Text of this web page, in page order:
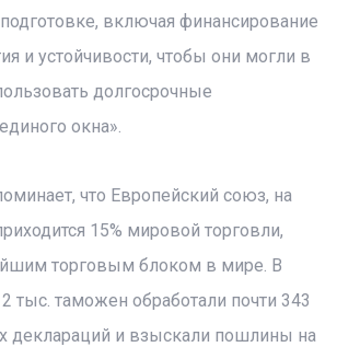
включая финансирование
и устойчивости, чтобы они могли в
долгосрочные
окна».
что Европейский союз, на
15% мировой торговли,
торговым блоком в мире. В
тыс. таможен обработали почти 343
деклараций и взыскали пошлины на